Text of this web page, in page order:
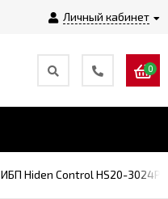
Личный кабинет
0
ИБП Hiden Control HS20-3024P